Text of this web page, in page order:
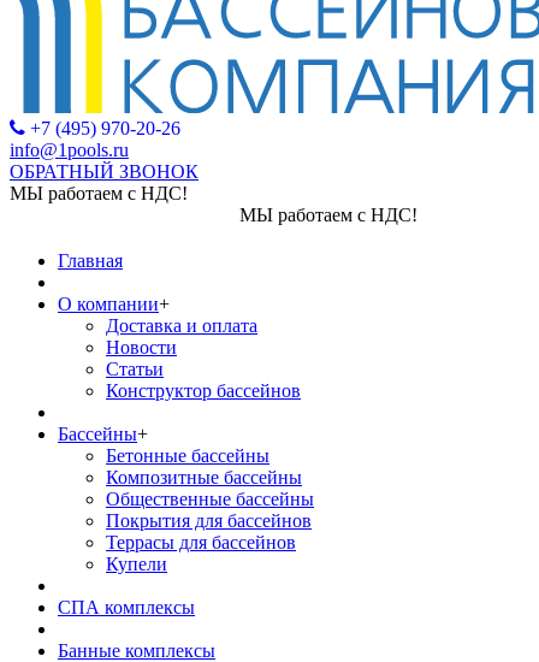
+7 (495) 970-20-26
info@1pools.ru
ОБРАТНЫЙ ЗВОНОК
МЫ работаем с НДС!
МЫ работаем с НДС!
Главная
О компании+
Доставка и оплата
Новости
Статьи
Конструктор бассейнов
Бассейны+
Бетонные бассейны
Композитные бассейны
Общественные бассейны
Покрытия для бассейнов
Террасы для бассейнов
Купели
СПА комплексы
Банные комплексы